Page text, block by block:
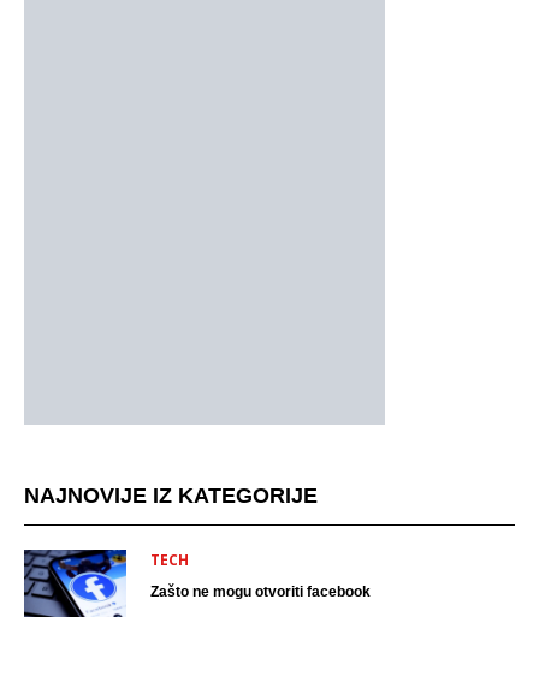
NAJNOVIJE IZ KATEGORIJE
TECH
Zašto ne mogu otvoriti facebook